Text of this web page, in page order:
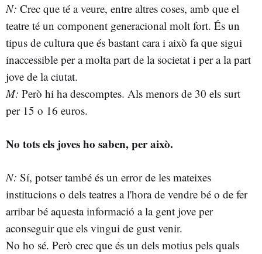
N: Crec que té a veure, entre altres coses, amb que el
teatre té un component generacional molt fort. És un
tipus de cultura que és bastant cara i això fa que sigui
inaccessible per a molta part de la societat i per a la part
jove de la ciutat.
M: Però hi ha descomptes. Als menors de 30 els surt
per 15 o 16 euros.
No tots els joves ho saben, per això.
N: Sí, potser també és un error de les mateixes
institucions o dels teatres a l'hora de vendre bé o de fer
arribar bé aquesta informació a la gent jove per
aconseguir que els vingui de gust venir.
No ho sé. Però crec que és un dels motius pels quals